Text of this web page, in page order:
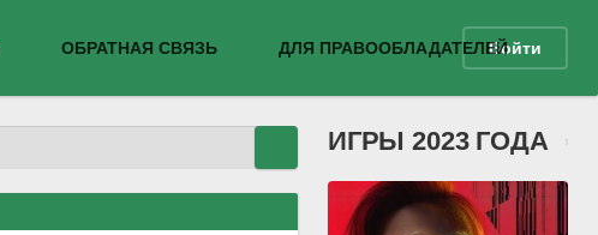
ОБРАТНАЯ СВЯЗЬ ДЛЯ ПРАВООБЛАДАТЕЛЕЙВойти
ИГРЫ 2023 ГОДА